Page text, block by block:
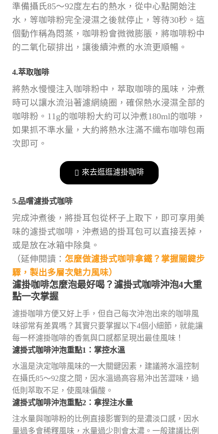
準備攝氏85～92度左右的熱水，從中心點開始注
水，等咖啡粉完全浸濕之後就停止，等待30秒。這
個動作稱為悶蒸，咖啡粉會微微膨脹，將咖啡粉中
的二氧化碳排出，讓後續沖煮的水流更順暢。
4.萃取咖啡
將熱水慢慢注入咖啡粉中，萃取咖啡的風味，沖煮
時可以讓水流沿著濾網繞圈，確保熱水浸濕全部的
咖啡粉。11g的咖啡粉大約可以沖煮180ml的咖啡，
如果抓不準水量，大約將熱水注滿不織布咖啡包兩
次即可。
來去逛逛濾掛咖啡
5.品嚐濾掛式咖啡
完成沖煮後，將掛耳包從杯子上取下，即可享用美
味的濾掛式咖啡，沖煮過的掛耳包可以直接丟掉，
或是放在冰箱中除臭。
（延伸閱讀： 怎麼做濾掛式咖啡拿鐵？掌握關鍵步
驟，製出多層次魅力風味）
濾掛咖啡怎麼泡最好喝？濾掛式咖啡沖泡4大重
點一次掌握
濾掛咖啡方便又好上手，但自己每次沖泡出來的咖啡風
味卻常有差異嗎？其實只要掌握以下4個小細節，就能讓
每一杯濾掛咖啡的香氣與口感都呈現出最佳風味！
濾掛式咖啡沖泡重點1：掌控水溫
水溫是決定咖啡風味的一大關鍵因素，建議將水溫控制
在攝氏85～92度之間，因水溫過高容易沖出苦澀味，過
低則萃取不足，使風味偏酸。
濾掛式咖啡沖泡重點2：拿捏注水量
注水量與咖啡粉的比例直接影響到的是濃淡口感，因水
量過多會稀釋風味，水量過少則會太濃。一般建議比例